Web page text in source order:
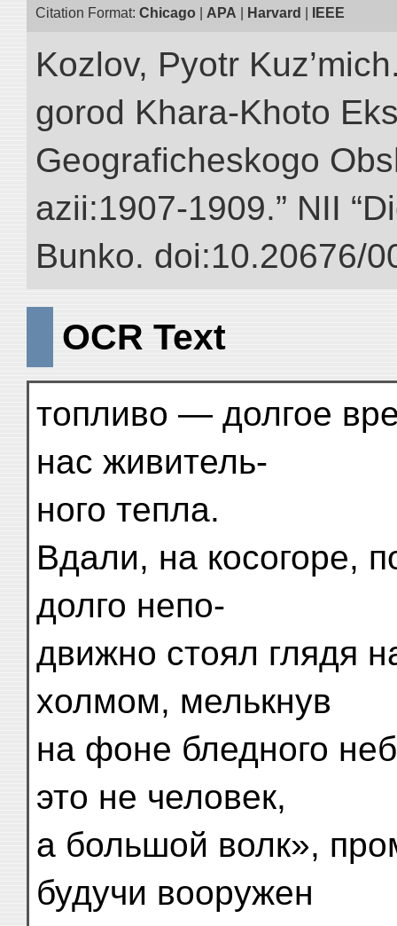
Citation Format: Chicago APA Harvard IEEE
Kozlov, Pyotr
gorod Khara-Khoto
Geograficheskogo
azii:1907-1909.” NII
Bunko. doi:10.20676/
OCR Text
топливо — долгое
нас живитель-
ного тепла.
Вдали, на косогоре,
долго непо-
движно стоял глядя
холмом, мелькнув
на фоне бледного
это не человек,
а большой волк»,
будучи вооружен